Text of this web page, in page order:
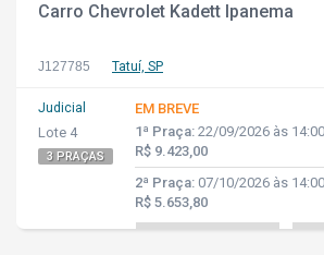
Carro Chevrolet Kadett Ipanema
J127785 Tatuí, SP
Judicial
Lote 4
3 PRAÇAS
EM BREVE
1ª Praça: 22/09/2026 às 14:00
R$ 9.423,00
2ª Praça: 07/10/2026 às 14:00
R$ 5.653,80